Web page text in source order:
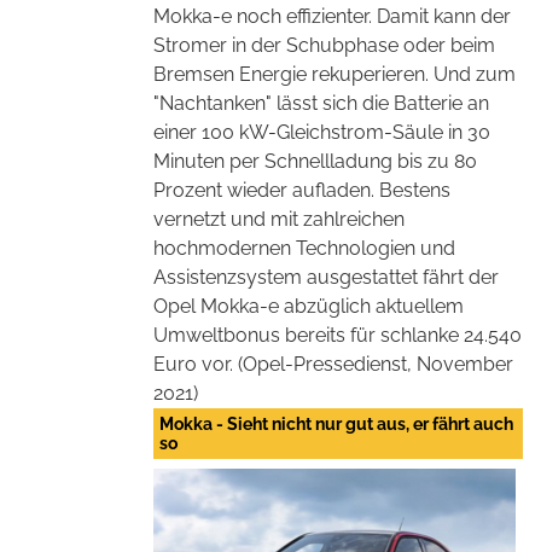
Mokka-e noch effizienter. Damit kann der
Stromer in der Schubphase oder beim
Bremsen Energie rekuperieren. Und zum
"Nachtanken" lässt sich die Batterie an
einer 100 kW-Gleichstrom-Säule in 30
Minuten per Schnellladung bis zu 80
Prozent wieder aufladen. Bestens
vernetzt und mit zahlreichen
hochmodernen Technologien und
Assistenzsystem ausgestattet fährt der
Opel Mokka-e abzüglich aktuellem
Umweltbonus bereits für schlanke 24.540
Euro vor. (Opel-Pressedienst, November
2021)
Mokka - Sieht nicht nur gut aus, er fährt auch
so